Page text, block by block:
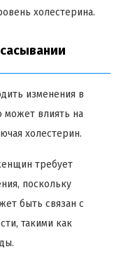
холестерина.
изменения в
может влиять на
холестерин.
требует
поскольку
быть связан с
такими как